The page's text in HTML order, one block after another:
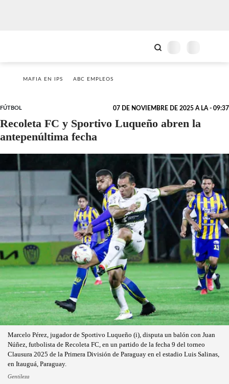
MAFIA EN IPS ABC EMPLEOS
FÚTBOL 07 DE NOVIEMBRE DE 2025 A LA - 09:37
Recoleta FC y Sportivo Luqueño abren la
antepenúltima fecha
Marcelo Pérez, jugador de Sportivo Luqueño (i), disputa un balón con Juan
Núñez, futbolista de Recoleta FC, en un partido de la fecha 9 del torneo
Clausura 2025 de la Primera División de Paraguay en el estadio Luis Salinas,
en Itauguá, Paraguay.
Gentileza